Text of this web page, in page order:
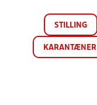
STILLING
KARANTÆNER